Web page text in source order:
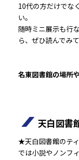
10代の方だけでな
い。
随時ミニ展示も行
ら、ぜひ読んでみ
名東図書館の場所
天白図書
★天白図書館のテ
では小説やノンフ